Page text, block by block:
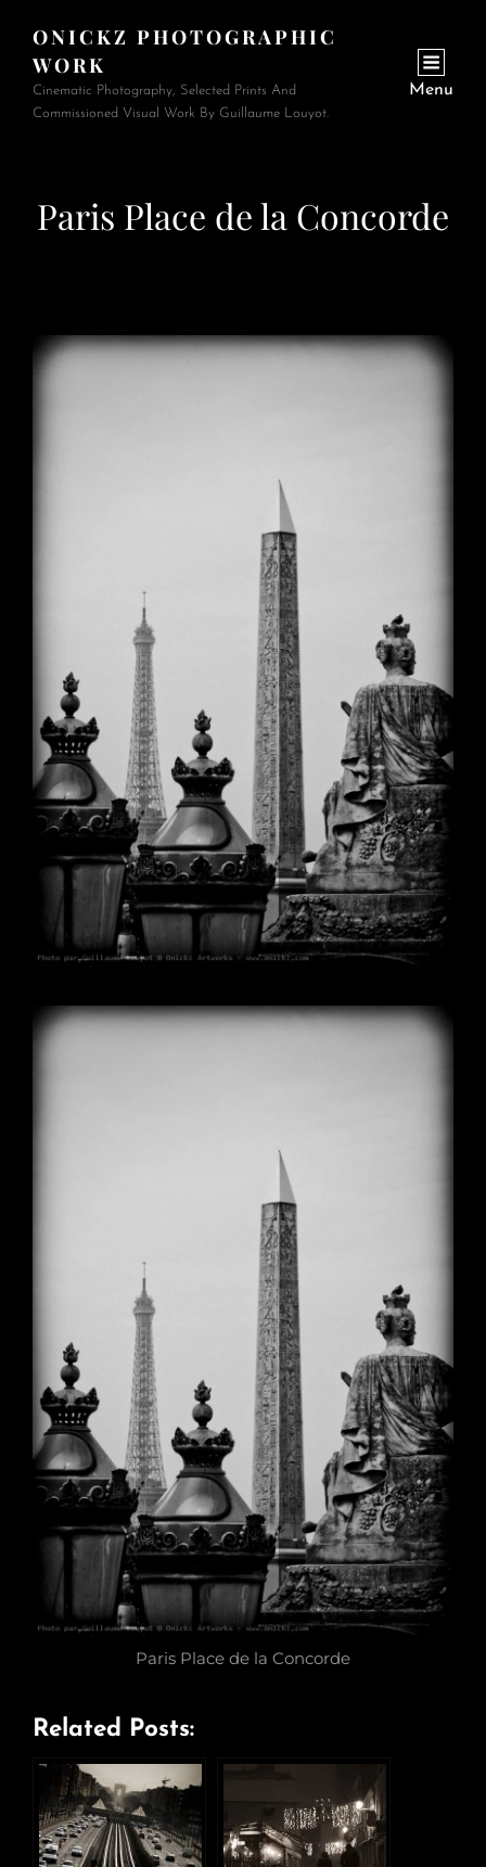
ONICKZ PHOTOGRAPHIC
WORK
Cinematic Photography, Selected Prints And
Commissioned Visual Work By Guillaume Louyot.
Menu
Paris Place de la Concorde
Paris Place de la Concorde
Related Posts: